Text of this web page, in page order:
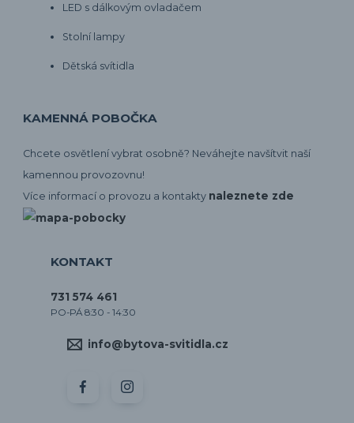
LED s dálkovým ovladačem
Stolní lampy
Dětská svítidla
KAMENNÁ POBOČKA
Chcete osvětlení vybrat osobně? Neváhejte navšítvit naší
kamennou provozovnu!
Více informací o provozu a kontakty naleznete zde
KONTAKT
731 574 461
PO-PÁ 8:30 - 14:30
info@bytova-svitidla.cz